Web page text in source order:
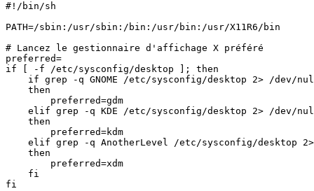
#!/bin/sh
PATH=/sbin:/usr/sbin:/bin:/usr/bin:/usr/X11R6/bin
# Lancez le gestionnaire d'affichage X préféré
preferred=
if [ -f /etc/sysconfig/desktop ]; then
if grep -q GNOME /etc/sysconfig/desktop 2> /dev/
    then
        preferred=gdm
elif grep -q KDE /etc/sysconfig/desktop 2> /dev/
    then
        preferred=kdm
elif grep -q AnotherLevel /etc/sysconfig/desktop
    then
        preferred=xdm
    fi
fi